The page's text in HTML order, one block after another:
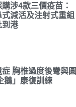
涉4款三價疫苗：
減活及注射式重組
到港
胸椎過度後彎與圓
鵝」康復訓練